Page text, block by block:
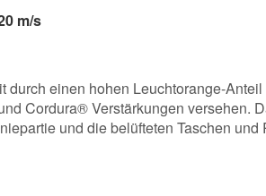
m/s
einen hohen Leuchtorange-
Cordura® Verstärkungen versehen.
und die belüfteten Taschen